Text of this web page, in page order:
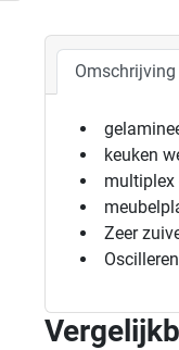
Omschrijving
keuken
multiplex
Zeer